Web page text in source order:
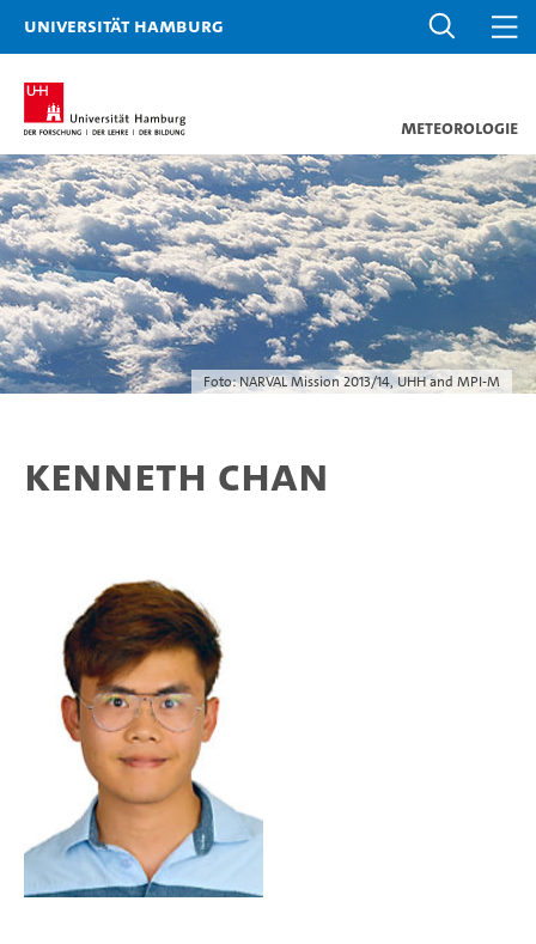
Universität Hamburg
Meteorologie
Foto: NARVAL Mission 2013/14, UHH and MPI-M
Kenneth Chan